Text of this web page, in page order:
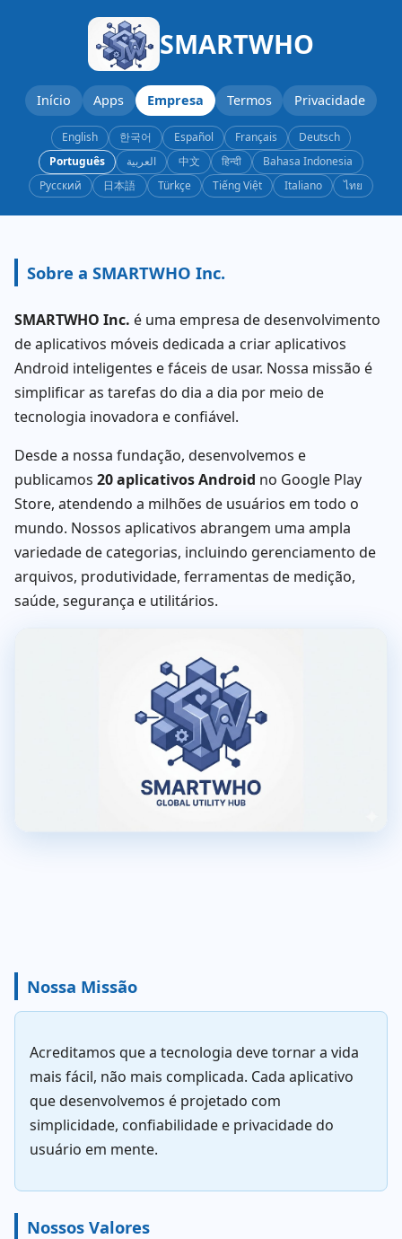
SMARTWHO
Início Apps Empresa Termos Privacidade
English 한국어 Español Français
Deutsch
Português
العربية 中文 हिन्दी
Bahasa Indonesia
Русский
日本語 Türkçe Tiếng Việt Italiano ไทย
Sobre a SMARTWHO Inc.
SMARTWHO Inc. é uma empresa de desenvolvimento
de aplicativos móveis dedicada a criar aplicativos
Android inteligentes e fáceis de usar. Nossa missão é
simplificar as tarefas do dia a dia por meio de
tecnologia inovadora e confiável.
Desde a nossa fundação, desenvolvemos e
publicamos 20 aplicativos Android no Google Play
Store, atendendo a milhões de usuários em todo o
mundo. Nossos aplicativos abrangem uma ampla
variedade de categorias, incluindo gerenciamento de
arquivos, produtividade, ferramentas de medição,
saúde, segurança e utilitários.
Nossa Missão
Acreditamos que a tecnologia deve tornar a vida
mais fácil, não mais complicada. Cada aplicativo
que desenvolvemos é projetado com
simplicidade, confiabilidade e privacidade do
usuário em mente.
Nossos Valores